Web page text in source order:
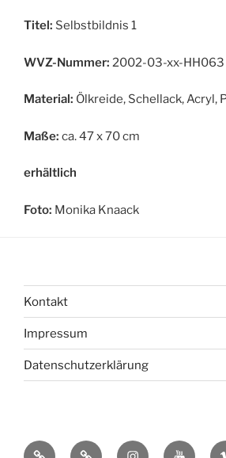
Titel: Selbstbildnis 1
WVZ-Nummer: 2002-03-xx-HH063
Material: Ölkreide, Schellack, Acryl,
Maße: ca. 47 x 70 cm
erhältlich
Foto: Monika Knaack
Kontakt
Impressum
Datenschutzerklärung
bsky MastadonInstagramYou